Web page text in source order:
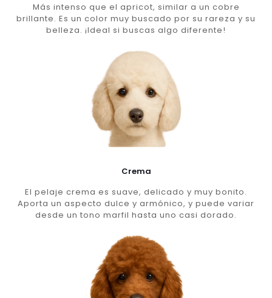
Más intenso que el apricot, similar a un cobre
brillante. Es un color muy buscado por su rareza y su
belleza. ¡Ideal si buscas algo diferente!
Crema
El pelaje crema es suave, delicado y muy bonito.
Aporta un aspecto dulce y armónico, y puede variar
desde un tono marfil hasta uno casi dorado.